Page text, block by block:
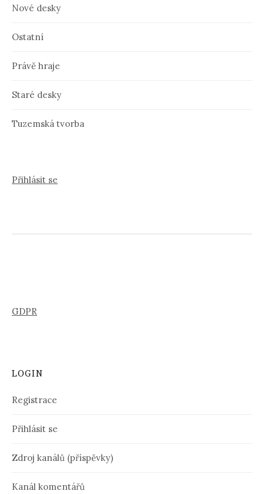
Nové desky
Ostatní
Právě hraje
Staré desky
Tuzemská tvorba
Přihlásit se
GDPR
LOGIN
Registrace
Přihlásit se
Zdroj kanálů (příspěvky)
Kanál komentářů